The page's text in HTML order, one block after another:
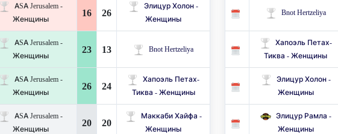
ASA Jerusalem -
Женщины
16 26
Элицур Холон -
Женщины
ASA Jerusalem -
Женщины
23 13 Bnot Hertzeliya
ASA Jerusalem -
Женщины
26 24
Хапоэль Петах-
Тиква - Женщины
ASA Jerusalem -
Женщины
20 20
Маккаби Хайфа -
Женщины
Bnot Hertzeliya
Хапоэль Петах-
Тиква - Женщины
Элицур Холон -
Женщины
Элицур Рамла -
Женщины